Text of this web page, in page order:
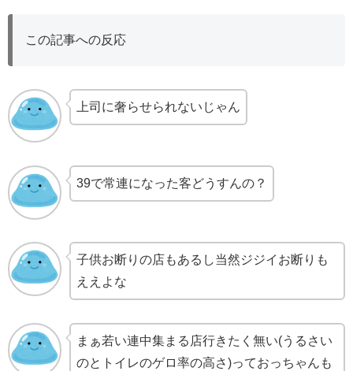
この記事への反応
上司に奢らせられないじゃん
39で常連になった客どうすんの？
子供お断りの店もあるし当然ジジイお断りも
ええよな
まぁ若い連中集まる店行きたく無い(うるさい
のとトイレのゲロ率の高さ)っておっちゃんも